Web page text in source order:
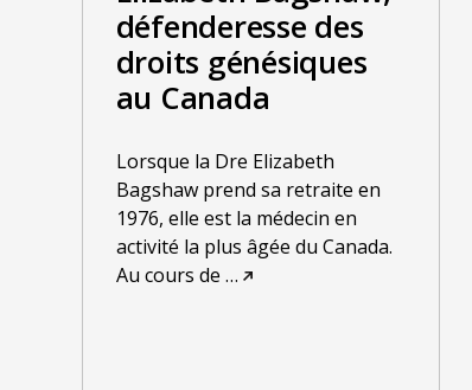
défenderesse des
droits génésiques
au Canada
Lorsque la Dre Elizabeth
Bagshaw prend sa retraite en
1976, elle est la médecin en
activité la plus âgée du Canada.
Au cours de …